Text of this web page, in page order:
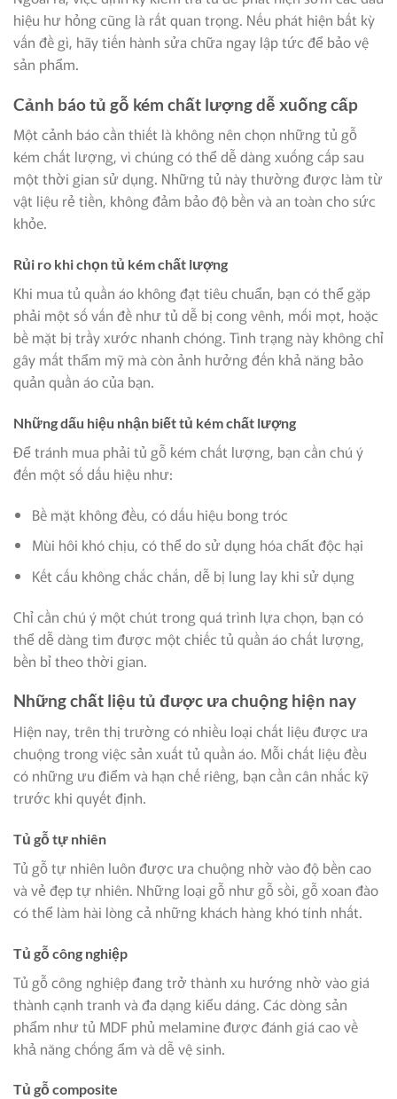
hiệu hư hỏng cũng là rất quan trọng. Nếu phát hiện bất kỳ
vấn đề gì, hãy tiến hành sửa chữa ngay lập tức để bảo vệ
sản phẩm.
Cảnh báo tủ gỗ kém chất lượng dễ xuống cấp
Một cảnh báo cần thiết là không nên chọn những tủ gỗ
kém chất lượng, vì chúng có thể dễ dàng xuống cấp sau
một thời gian sử dụng. Những tủ này thường được làm từ
vật liệu rẻ tiền, không đảm bảo độ bền và an toàn cho sức
khỏe.
Rủi ro khi chọn tủ kém chất lượng
Khi mua tủ quần áo không đạt tiêu chuẩn, bạn có thể gặp
phải một số vấn đề như tủ dễ bị cong vênh, mối mọt, hoặc
bề mặt bị trầy xước nhanh chóng. Tình trạng này không chỉ
gây mất thẩm mỹ mà còn ảnh hưởng đến khả năng bảo
quản quần áo của bạn.
Những dấu hiệu nhận biết tủ kém chất lượng
Để tránh mua phải tủ gỗ kém chất lượng, bạn cần chú ý
đến một số dấu hiệu như:
Bề mặt không đều, có dấu hiệu bong tróc
Mùi hôi khó chịu, có thể do sử dụng hóa chất độc hại
Kết cấu không chắc chắn, dễ bị lung lay khi sử dụng
Chỉ cần chú ý một chút trong quá trình lựa chọn, bạn có
thể dễ dàng tìm được một chiếc tủ quần áo chất lượng,
bền bỉ theo thời gian.
Những chất liệu tủ được ưa chuộng hiện nay
Hiện nay, trên thị trường có nhiều loại chất liệu được ưa
chuộng trong việc sản xuất tủ quần áo. Mỗi chất liệu đều
có những ưu điểm và hạn chế riêng, bạn cần cân nhắc kỹ
trước khi quyết định.
Tủ gỗ tự nhiên
Tủ gỗ tự nhiên luôn được ưa chuộng nhờ vào độ bền cao
và vẻ đẹp tự nhiên. Những loại gỗ như gỗ sồi, gỗ xoan đào
có thể làm hài lòng cả những khách hàng khó tính nhất.
Tủ gỗ công nghiệp
Tủ gỗ công nghiệp đang trở thành xu hướng nhờ vào giá
thành cạnh tranh và đa dạng kiểu dáng. Các dòng sản
phẩm như tủ MDF phủ melamine được đánh giá cao về
khả năng chống ẩm và dễ vệ sinh.
Tủ gỗ composite